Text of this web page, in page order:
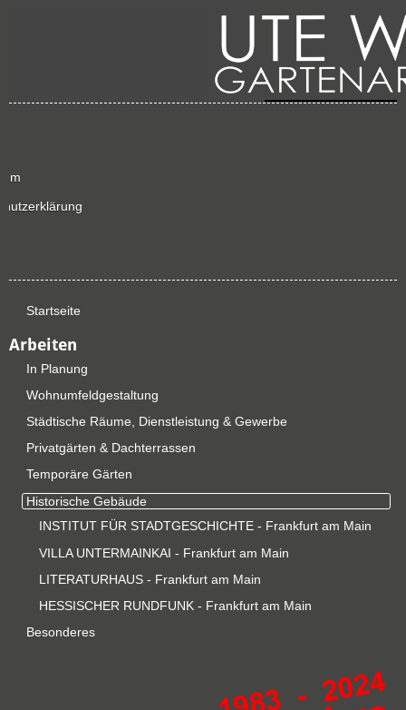
Startseite
Arbeiten
In Planung
Wohnumfeldgestaltung
Städtische Räume, Dienstleistung & Gewerbe
Privatgärten & Dachterrassen
Temporäre Gärten
Historische Gebäude
INSTITUT FÜR STADTGESCHICHTE - Frankfurt am Main
VILLA UNTERMAINKAI - Frankfurt am Main
LITERATURHAUS - Frankfurt am Main
HESSISCHER RUNDFUNK - Frankfurt am Main
Besonderes